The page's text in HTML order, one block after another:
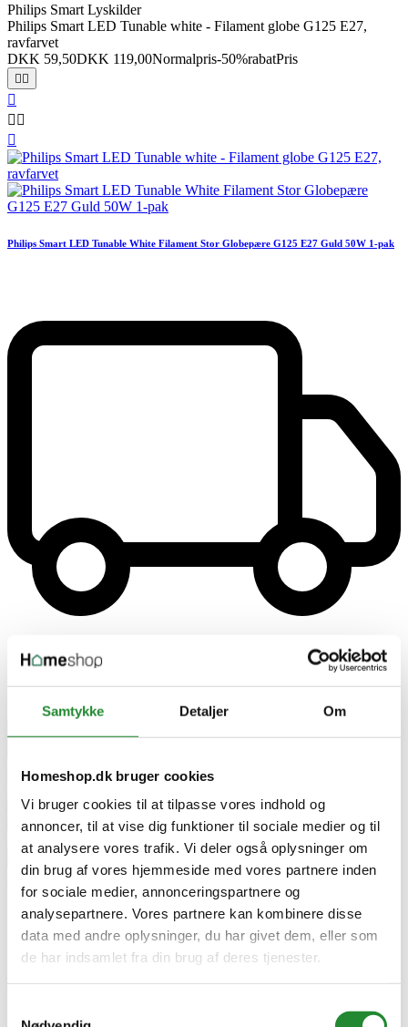
Samtykke Detaljer Om
Homeshop.dk bruger cookies
Vi bruger cookies til at tilpasse vores indhold og
annoncer, til at vise dig funktioner til sociale medier og til
at analysere vores trafik. Vi deler også oplysninger om
din brug af vores hjemmeside med vores partnere inden
for sociale medier, annonceringspartnere og
analysepartnere. Vores partnere kan kombinere disse
data med andre oplysninger, du har givet dem, eller som
de har indsamlet fra din brug af deres tjenester.
Philips Smart Lyskilder
Philips Smart LED Tunable white - Filament globe G125 E27,
ravfarvet
DKK 59,50DKK 119,00Normalpris-50%rabatPris


 

Philips Smart LED Tunable White Filament Stor Globepære G125 E27 Guld 50W 1-pak
DKK 59,50DKK 119,00 Normalpris-50%rabat

